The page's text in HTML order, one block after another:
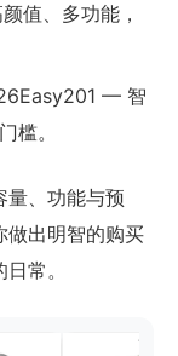
值、多功能，
— 智
槛。
量、功能与预
做出明智的购买
常。